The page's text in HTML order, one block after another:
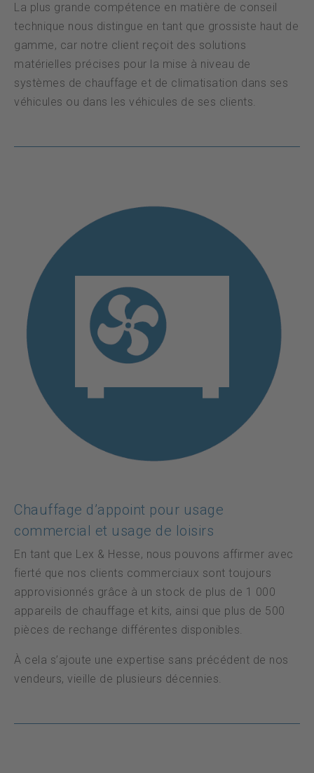
La plus grande compétence en matière de conseil
technique nous distingue en tant que grossiste haut de
gamme, car notre client reçoit des solutions
matérielles précises pour la mise à niveau de
systèmes de chauffage et de climatisation dans ses
véhicules ou dans les véhicules de ses clients.
Chauffage d’appoint pour usage
commercial et usage de loisirs
En tant que Lex & Hesse, nous pouvons affirmer avec
fierté que nos clients commerciaux sont toujours
approvisionnés grâce à un stock de plus de 1 000
appareils de chauffage et kits, ainsi que plus de 500
pièces de rechange différentes disponibles.
À cela s’ajoute une expertise sans précédent de nos
vendeurs, vieille de plusieurs décennies.